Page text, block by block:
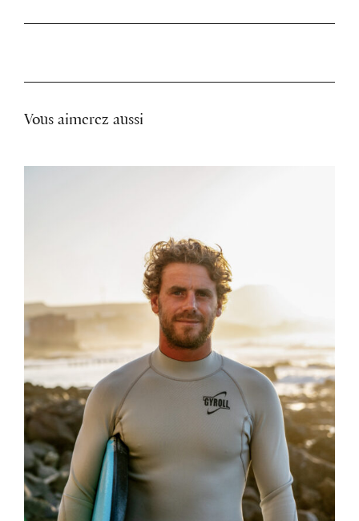
Vous aimerez aussi